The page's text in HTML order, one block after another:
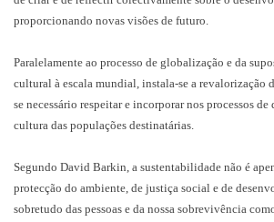
proporcionando novas visões de futuro.
Paralelamente ao processo de globalização e da
cultural à escala mundial, instala-se a revalorização
se necessário respeitar e incorporar nos processos
cultura das populações destinatárias.
Segundo David Barkin, a sustentabilidade não é
protecção do ambiente, de justiça social e de
sobretudo das pessoas e da nossa sobrevivência